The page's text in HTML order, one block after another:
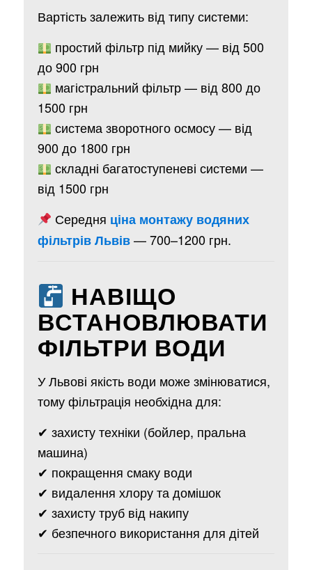
Вартість залежить від типу системи:
простий фільтр під мийку — від 500
до 900 грн
магістральний фільтр — від 800 до
1500 грн
система зворотного осмосу — від
900 до 1800 грн
складні багатоступеневі системи —
від 1500 грн
Середня ціна монтажу водяних
фільтрів Львів— 700–1200 грн.
НАВІЩО
ВСТАНОВЛЮВАТИ
ФІЛЬТРИ ВОДИ
У Львові якість води може змінюватися,
тому фільтрація необхідна для:
✔ захисту техніки (бойлер, пральна
машина)
✔ покращення смаку води
✔ видалення хлору та домішок
✔ захисту труб від накипу
✔ безпечного використання для дітей